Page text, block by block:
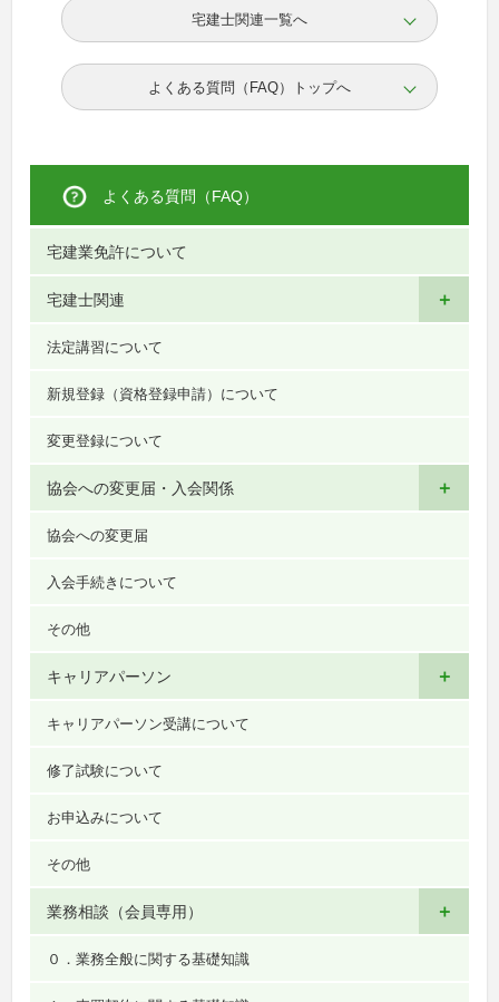
宅建士関連一覧へ
よくある質問（FAQ）トップへ
よくある質問（FAQ）
宅建業免許について
宅建士関連 ＋
法定講習について
新規登録（資格登録申請）について
変更登録について
協会への変更届・入会関係 ＋
協会への変更届
入会手続きについて
その他
キャリアパーソン ＋
キャリアパーソン受講について
修了試験について
お申込みについて
その他
業務相談（会員専用） ＋
０．業務全般に関する基礎知識